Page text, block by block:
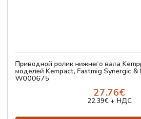
Приводной ролик нижнего вала
моделей Kempact, Fastmig Synergic &
W000675
27.76€
22.39€ + НДС